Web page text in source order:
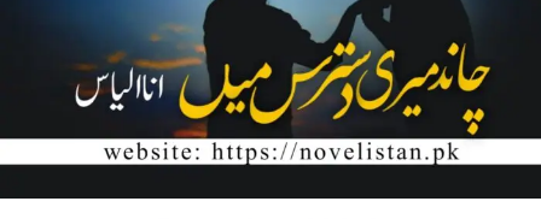
Chand Meri Dastaras Mein By Ana
Ilyas
Genre: Cousin Marriage | Age Difference | Romantic
Urdu Novel with Happy Ending